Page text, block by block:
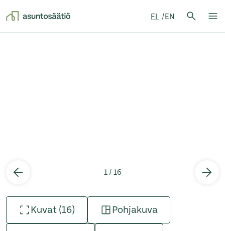
FI EN
Hae:
1 / 16
Kuvat (16) Pohjakuva